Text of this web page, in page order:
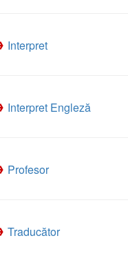
Interpret
Interpret Engleză
Profesor
Traducător